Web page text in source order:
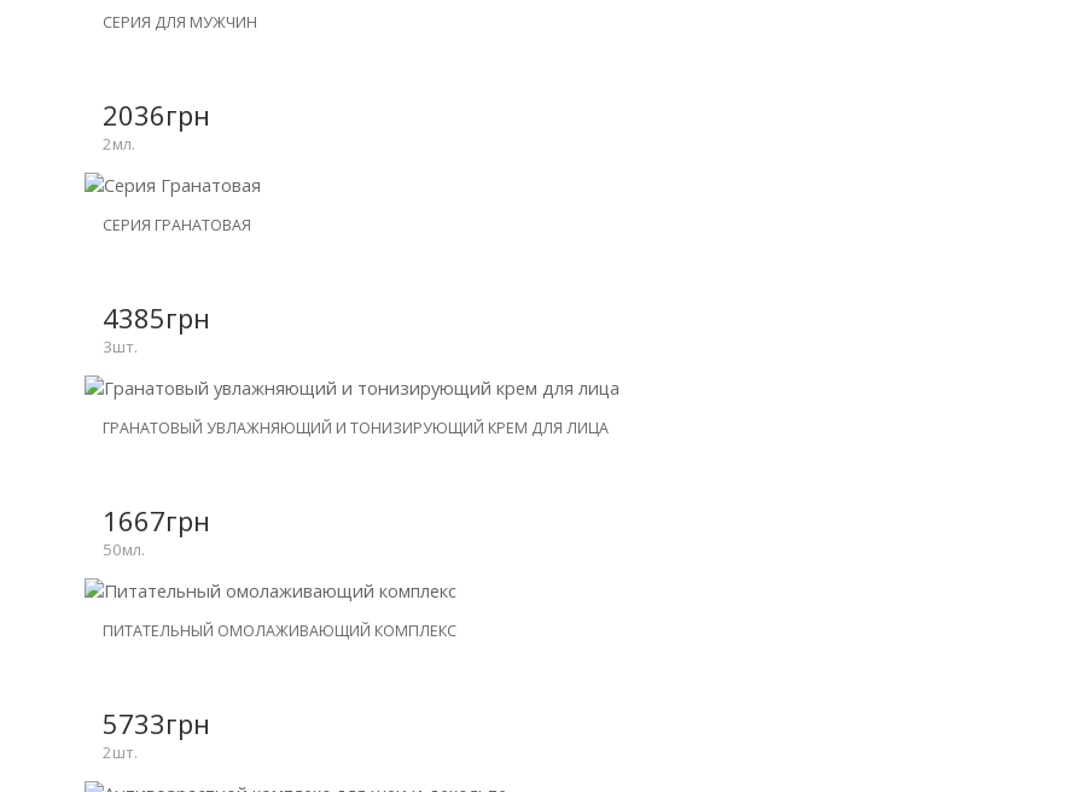
НОВИНКА
-15%
СЕРИЯ ДЛЯ МУЖЧИН
2036грн
2мл.
НОВИНКА
-20%
СЕРИЯ ГРАНАТОВАЯ
4385грн
3шт.
НОВИНКА
ГРАНАТОВЫЙ УВЛАЖНЯЮЩИЙ И ТОНИЗИРУЮЩИЙ КРЕМ ДЛЯ ЛИЦА
1667грн
50мл.
НОВИНКА
-31%
ПИТАТЕЛЬНЫЙ ОМОЛАЖИВАЮЩИЙ КОМПЛЕКС
5733грн
2шт.